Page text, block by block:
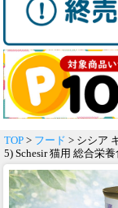
TOP > フード > シシア
5) Schesir 猫用 総合栄